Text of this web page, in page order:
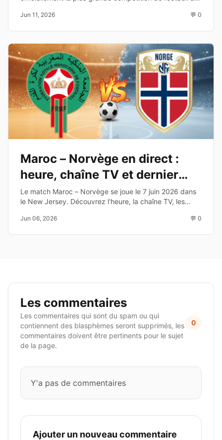
chaînes de diffusion.
Jun 11, 2026 💬 0
Maroc – Norvège en direct :
heure, chaîne TV et dernier
test avant le Mondial 2026
Le match Maroc – Norvège se joue le 7 juin 2026 dans
le New Jersey. Découvrez l'heure, la chaîne TV, les
2026.
Jun 06, 2026 💬 0
Les commentaires
Les commentaires qui sont du spam ou qui
contiennent des blasphèmes seront supprimés, les
commentaires doivent être pertinents pour le sujet
de la page.
0
Y'a pas de commentaires
Ajouter un nouveau commentaire